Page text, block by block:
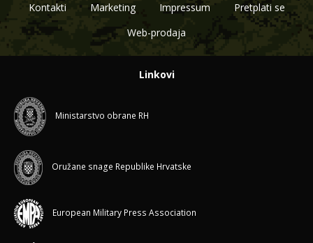
Kontakti Marketing Impressum
Pretplati se
Web-prodaja
Linkovi
Ministarstvo obrane RH
Oružane snage Republike Hrvatske
European Military Press Association